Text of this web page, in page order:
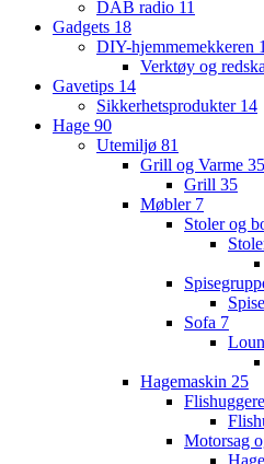
DAB radio 11
Gadgets 18
DIY-hjemmemekkeren 1
Verktøy og
Gavetips 14
Sikkerhetsprodukter 14
Hage 90
Utemiljø 81
Grill og Varme 35
Grill 35
Møbler 7
Stoler og
Sofa 7
Hagemaskin 25
Motorsag